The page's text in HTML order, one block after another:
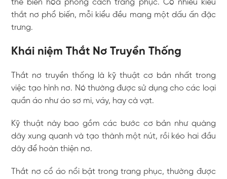
thể biến hóa phong cách trang phục. Có nhiều kiểu
thắt nơ phổ biến, mỗi kiểu đều mang một dấu ấn đặc
trưng.
Khái niệm Thắt Nơ Truyền Thống
Thắt nơ truyền thống là kỹ thuật cơ bản nhất trong
việc tạo hình nơ. Nó thường được sử dụng cho các loại
quần áo như áo sơ mi, váy, hay cà vạt.
Kỹ thuật này bao gồm các bước cơ bản như quàng
dây xung quanh và tạo thành một nút, rồi kéo hai đầu
dây để hoàn thiện nơ.
Thắt nơ cổ áo nổi bật trong trang phục, thường được